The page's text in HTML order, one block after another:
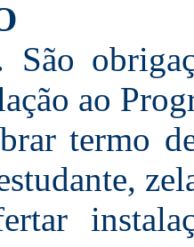
ao
termo